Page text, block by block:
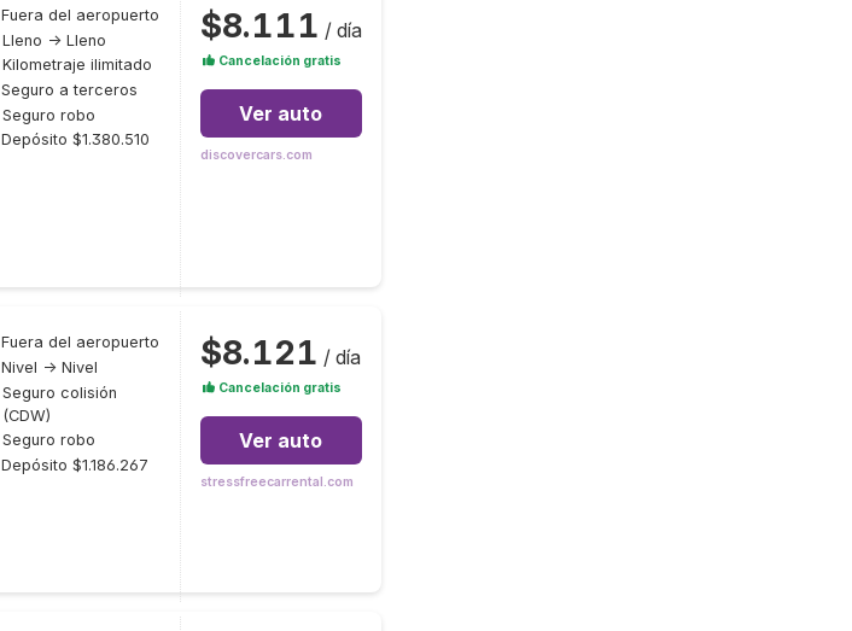
Fuera del aeropuerto
Lleno → Lleno
Kilometraje ilimitado
Seguro a terceros
Seguro robo
Depósito $1.380.510
$8.111 / día
Cancelación gratis
Ver auto
discovercars.com
Fuera del aeropuerto
Nivel → Nivel
Seguro colisión
(CDW)
Seguro robo
Depósito $1.186.267
$8.121 / día
Cancelación gratis
Ver auto
stressfreecarrental.com